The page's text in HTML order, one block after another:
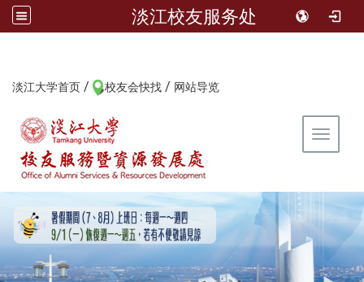
淡江校友服务处
淡江大学首页 / 校友会快找 / 网站导览
Toggle